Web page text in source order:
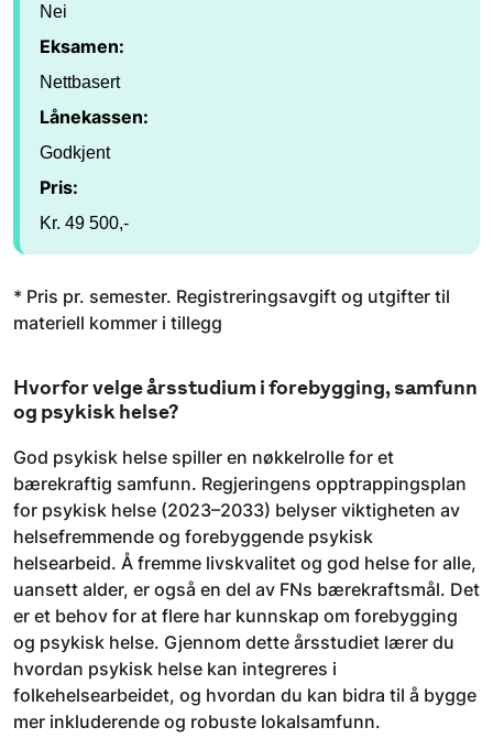
Nei
Eksamen:
Nettbasert
Lånekassen:
Godkjent
Pris:
Kr. 49 500,-
* Pris pr. semester. Registreringsavgift og utgifter til
materiell kommer i tillegg
Hvorfor velge årsstudium i forebygging, samfunn
og psykisk helse?
God psykisk helse spiller en nøkkelrolle for et
bærekraftig samfunn. Regjeringens opptrappingsplan
for psykisk helse (2023–2033) belyser viktigheten av
helsefremmende og forebyggende psykisk
helsearbeid. Å fremme livskvalitet og god helse for alle,
uansett alder, er også en del av FNs bærekraftsmål. Det
er et behov for at flere har kunnskap om forebygging
og psykisk helse. Gjennom dette årsstudiet lærer du
hvordan psykisk helse kan integreres i
folkehelsearbeidet, og hvordan du kan bidra til å bygge
mer inkluderende og robuste lokalsamfunn.